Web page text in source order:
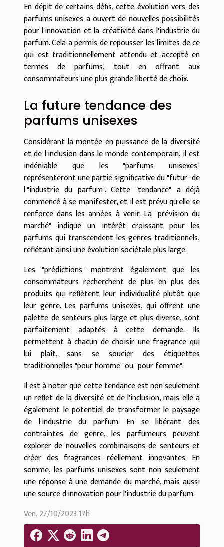
En dépit de certains défis, cette évolution vers des
parfums unisexes a ouvert de nouvelles possibilités
pour l'innovation et la créativité dans l'industrie du
parfum. Cela a permis de repousser les limites de ce
qui est traditionnellement attendu et accepté en
termes de parfums, tout en offrant aux
consommateurs une plus grande liberté de choix.
La future tendance des
parfums unisexes
Considérant la montée en puissance de la diversité
et de l'inclusion dans le monde contemporain, il est
indéniable que les "parfums unisexes"
représenteront une partie significative du "futur" de
l'"industrie du parfum". Cette "tendance" a déjà
commencé à se manifester, et il est prévu qu'elle se
renforce dans les années à venir. La "prévision du
marché" indique un intérêt croissant pour les
parfums qui transcendent les genres traditionnels,
reflétant ainsi une évolution sociétale plus large.
Les "prédictions" montrent également que les
consommateurs recherchent de plus en plus des
produits qui reflètent leur individualité plutôt que
leur genre. Les parfums unisexes, qui offrent une
palette de senteurs plus large et plus diverse, sont
parfaitement adaptés à cette demande. Ils
permettent à chacun de choisir une fragrance qui
lui plaît, sans se soucier des étiquettes
traditionnelles "pour homme" ou "pour femme".
Il est à noter que cette tendance est non seulement
un reflet de la diversité et de l'inclusion, mais elle a
également le potentiel de transformer le paysage
de l'industrie du parfum. En se libérant des
contraintes de genre, les parfumeurs peuvent
explorer de nouvelles combinaisons de senteurs et
créer des fragrances réellement innovantes. En
somme, les parfums unisexes sont non seulement
une réponse à une demande du marché, mais aussi
une source d'innovation pour l'industrie du parfum.
Ven. 27/10/2023 17h